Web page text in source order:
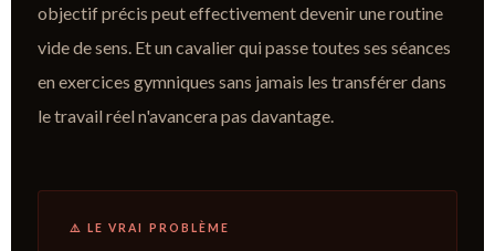
objectif précis peut effectivement devenir une routine
vide de sens. Et un cavalier qui passe toutes ses séances
en exercices gymniques sans jamais les transférer dans
le travail réel n'avancera pas davantage.
⚠️ LE VRAI PROBLÈME